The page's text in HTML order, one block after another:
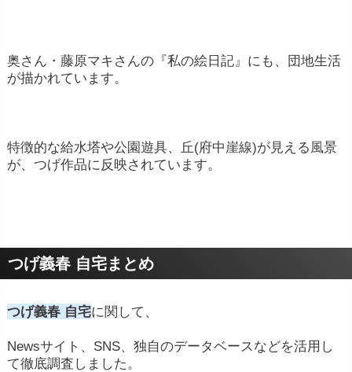
奥さん・藤原マキさんの『私の絵日記』にも、団地生活
が描かれています。
特徴的な給水塔や公園遊具、丘(府中崖線)が見える風景
が、つげ作品に反映されています。
つげ義春 自宅まとめ
つげ義春 自宅に関して、
Newsサイト、SNS、独自のデータベースなどを活用し
て徹底調査しました。